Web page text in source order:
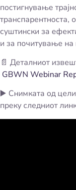
постигнување
транспарентноста,
суштински за
и за почитување на
📄 Деталниот
GBWN Webinar
▶️ Снимката од
преку следниот